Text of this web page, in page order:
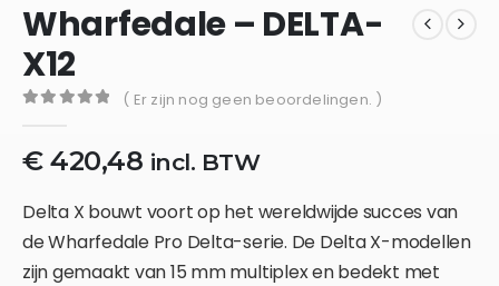
Wharfedale – DELTA-
X12
( Er zijn nog geen beoordelingen. )
€420,48 incl. BTW
Delta X bouwt voort op het wereldwijde succes van
de Wharfedale Pro Delta-serie. De Delta X-modellen
zijn gemaakt van 15 mm multiplex en bedekt met